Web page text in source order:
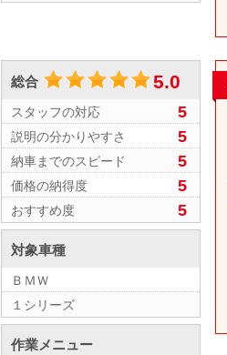
総合 5.0
スタッフの対応 5
説明の分かりやすさ 5
納車までのスピード 5
価格の納得度 5
おすすめ度 5
対象車種
ＢＭＷ
１シリーズ
作業メニュー